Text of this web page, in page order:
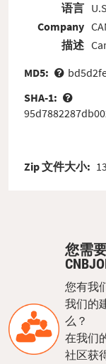
语言
Company
描述
MD5:
SHA-1:
Zip 文件大小:
您需
您有我
我们的
么？
在我们
社区获